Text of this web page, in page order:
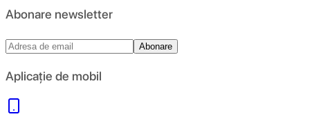
Abonare newsletter
Abonare
Aplicație de mobil